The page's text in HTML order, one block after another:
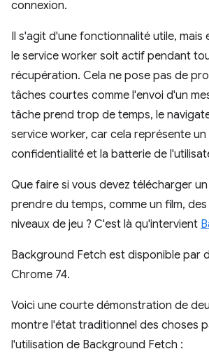
connexion.
Il s'agit d'une fonctionnalité utile, mais
le service worker soit actif pendant
récupération. Cela ne pose pas de
tâches courtes comme l'envoi d'un
tâche prend trop de temps, le
service worker, car cela représente
confidentialité et la batterie de
Que faire si vous devez télécharger
prendre du temps, comme un film,
niveaux de jeu ? C'est là qu'intervient
Background Fetch est disponible par
Chrome 74.
Voici une courte démonstration de
montre l'état traditionnel des choses
l'utilisation de Background Fetch :